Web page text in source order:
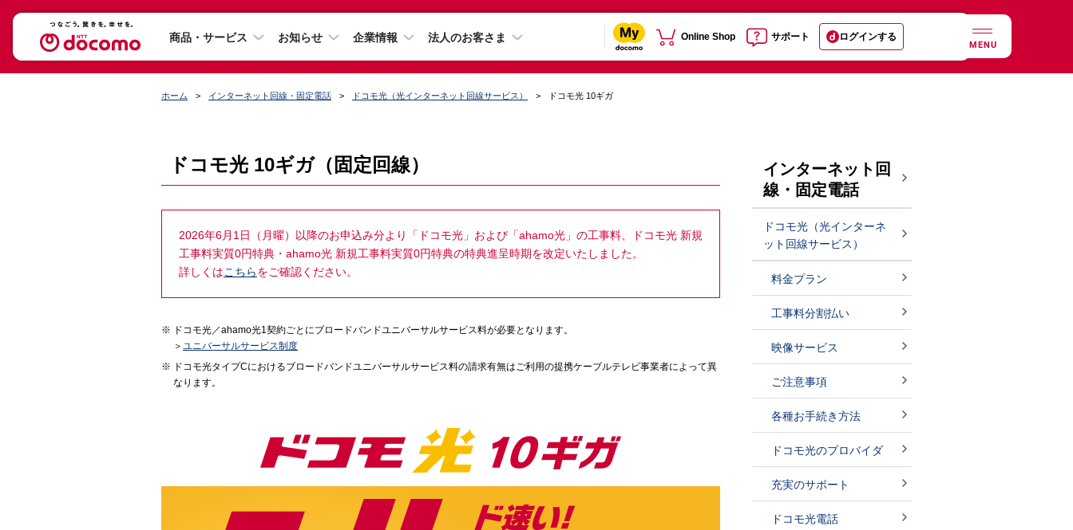
商品・サービス お知らせ 企業情報 法人のお客さま Online Shop サポート ログインする
MENU
ホーム インターネット回線・固定電話 ドコモ光（光インターネット回線サービス） ドコモ光 10ギガ
ドコモ光 10ギガ（固定回線）
2026年6月1日（月曜）以降のお申込み分より「ドコモ光」および「ahamo光」の工事料、ドコモ光 新規
工事料実質0円特典・ahamo光 新規工事料実質0円特典の特典進呈時期を改定いたしました。
詳しくはこちらをご確認ください。
ドコモ光／ahamo光1契約ごとにブロードバンドユニバーサルサービス料が必要となります。
＞ ユニバーサルサービス制度
ドコモ光タイプCにおけるブロードバンドユニバーサルサービス料の請求有無はご利用の提携ケーブルテレビ事業者によって異
なります。
インターネット回
線・固定電話
ドコモ光（光インターネ
ット回線サービス）
料金プラン
工事料分割払い
映像サービス
ご注意事項
各種お手続き方法
ドコモ光のプロバイダ
充実のサポート
ドコモ光電話